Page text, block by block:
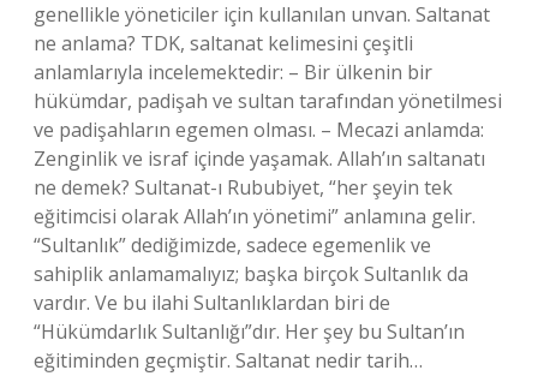
genellikle yöneticiler için kullanılan unvan. Saltanat
ne anlama? TDK, saltanat kelimesini çeşitli
anlamlarıyla incelemektedir: – Bir ülkenin bir
hükümdar, padişah ve sultan tarafından yönetilmesi
ve padişahların egemen olması. – Mecazi anlamda:
Zenginlik ve israf içinde yaşamak. Allah’ın saltanatı
ne demek? Sultanat-ı Rububiyet, “her şeyin tek
eğitimcisi olarak Allah’ın yönetimi” anlamına gelir.
“Sultanlık” dediğimizde, sadece egemenlik ve
sahiplik anlamamalıyız; başka birçok Sultanlık da
vardır. Ve bu ilahi Sultanlıklardan biri de
“Hükümdarlık Sultanlığı”dır. Her şey bu Sultan’ın
eğitiminden geçmiştir. Saltanat nedir tarih…